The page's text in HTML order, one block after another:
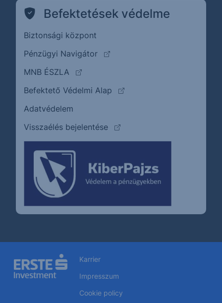
Befektetések védelme
Biztonsági központ
Pénzügyi Navigátor
(külső oldalra ugrik)
MNB ÉSZLA
(külső oldalra ugrik)
Befektető Védelmi Alap
(külső oldalra ugrik)
Adatvédelem
Visszaélés bejelentése
(külső oldalra ugrik)
Karrier
Impresszum
Cookie policy